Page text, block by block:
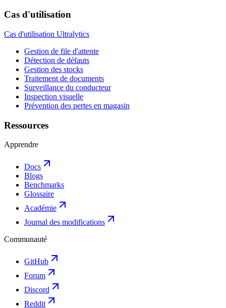
Cas d'utilisation
Cas d'utilisation Ultralytics
Gestion de file d'attente
Détection de défauts
Gestion des stocks
Traitement de documents
Surveillance du conducteur
Inspection visuelle
Prévention des pertes en magasin
Ressources
Apprendre
Docs
Blogs
Benchmarks
Glossaire
Académie
Journal des modifications
Communauté
GitHub
Forum
Discord
Reddit